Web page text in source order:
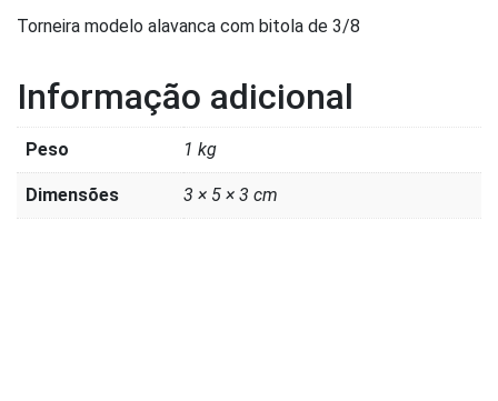
Torneira modelo alavanca com bitola de 3/8
Informação adicional
Peso 1 kg
Dimensões 3 × 5 × 3 cm